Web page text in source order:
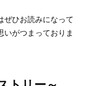
ぜひお読みになって
がつまっておりま